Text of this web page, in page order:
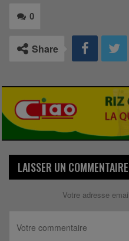
0
Share
LAISSER UN COMMENTAIRE
Votre adresse